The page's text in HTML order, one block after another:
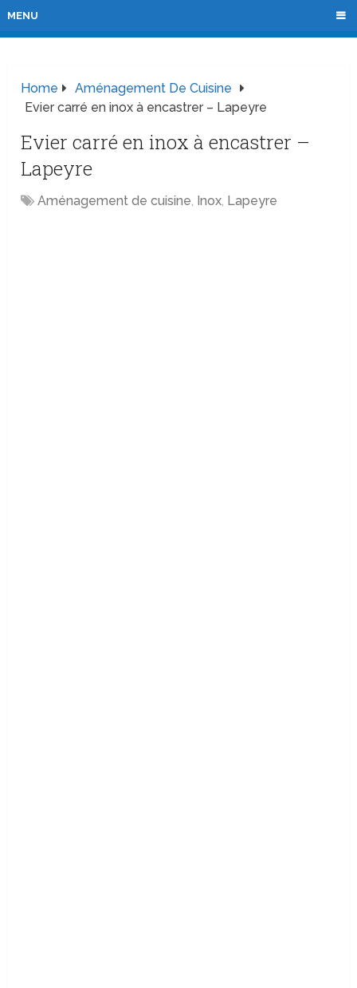
MENU
Home
Aménagement De Cuisine
Evier carré en inox à encastrer – Lapeyre
Evier carré en inox à encastrer –
Lapeyre
Aménagement de cuisine, Inox, Lapeyre